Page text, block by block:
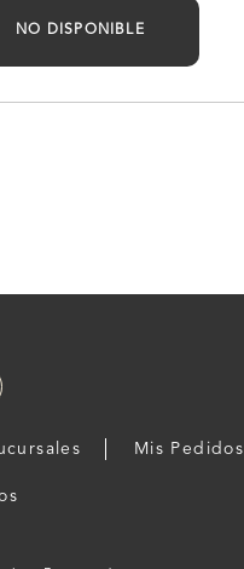
NO DISPONIBLE
Mis Pedidos